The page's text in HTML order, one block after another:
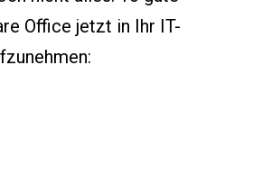
Office jetzt in Ihr IT-